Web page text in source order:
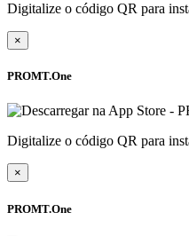
Digitalize o código QR para
×
PROMT.One
Digitalize o código QR para
×
PROMT.One